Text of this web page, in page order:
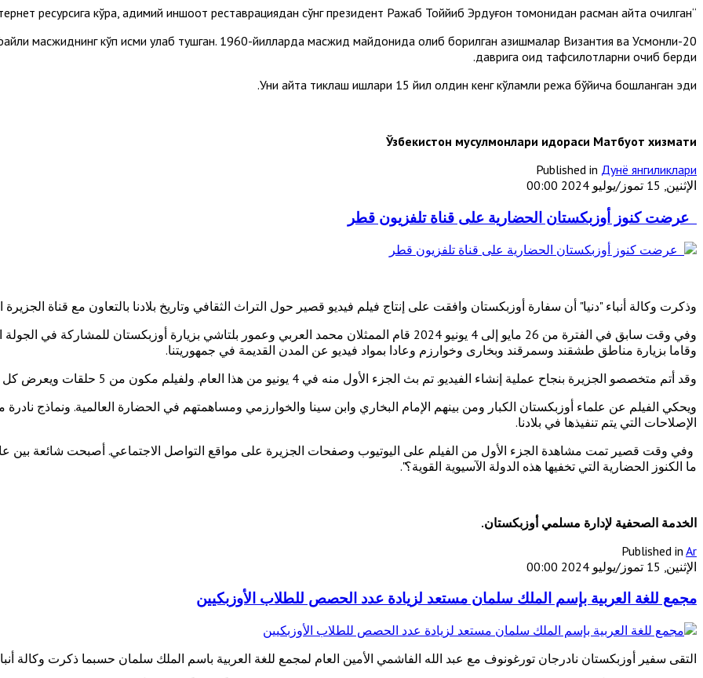
“Ислом пойтахти” интернет ресурсига кўра, қадимий иншоот реставрациядан сўнг президент Ражаб Тоййиб Эрдуғон томонидан расман қайта очилган.
масжиднинг кўп қисми қулаб тушган. 1960-йилларда масжид майдонида олиб борилган қазишмалар Византия ва Усмонли
даврига оид тафсилотларни очиб берди.
Уни қайта тиклаш ишлари 15 йил олдин кенг кўламли режа бўйича бошланган эди.
Ўзбекистон мусулмонлари идораси Матбуот хизмати
Published in Дунё янгиликлари
الإثنين, 15 تموز/يوليو 2024 00:00
عرضت كنوز أوزبكستان الحضارية على قناة تلفزيون قطر
وذكرت وكالة أنباء "دنيا" أن سفارة أوزبكستان وافقت على إنتاج فيلم فيديو قصير حول التراث الثقافي وتاريخ بلادنا بالتعاون مع قناة الجزيرة
وفي وقت سابق في الفترة من 26 مايو إلى 4 يونيو 2024 قام الممثلان محمد العربي وعمور بلتاشي بزيارة أوزبكستان
وقاما بزيارة مناطق طشقند وسمرقند وبخارى وخوارزم وعادا بمواد فيديو عن المدن القديمة في جمهوريتنا.
وقد أتم متخصصو الجزيرة بنجاح عملية إنشاء الفيديو. تم بث الجزء الأول منه في 4 يونيو من هذا العام. ولفيلم مكون من 5 حلقات ويعرض كل يوم خميس.
ويحكي الفيلم عن علماء أوزبكستان الكبار ومن بينهم الإمام البخاري وابن سينا والخوارزمي ومساهمتهم في الحضارة العالمية. ونماذج
الإصلاحات التي يتم تنفيذها في بلادنا.
وفي وقت قصير تمت مشاهدة الجزء الأول من الفيلم على اليوتيوب وصفحات الجزيرة على مواقع التواصل الاجتماعي. أصبحت شائعة بين
ما الكنوز الحضارية التي تخفيها هذه الدولة الآسيوية القوية؟".
الخدمة الصحفية لإدارة مسلمي أوزبكستان.
Published in Ar
الإثنين, 15 تموز/يوليو 2024 00:00
مجمع للغة العربية بإسم الملك سلمان مستعد لزيادة عدد الحصص للطلاب الأوزبكيين
التقى سفير أوزبكستان نادرجان تورغونوف مع عبد الله الفاشمي الأمين العام لمجمع للغة العربية باسم الملك سلمان حسبما ذكرت وكالة